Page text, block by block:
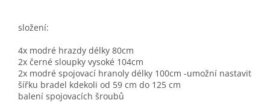
složení:
4x modré hrazdy délky 80cm
2x černé sloupky vysoké 104cm
2x modré spojovací hranoly délky 100cm -umožní nastavit
šířku bradel kdekoli od 59 cm do 125 cm
balení spojovacích šroubů